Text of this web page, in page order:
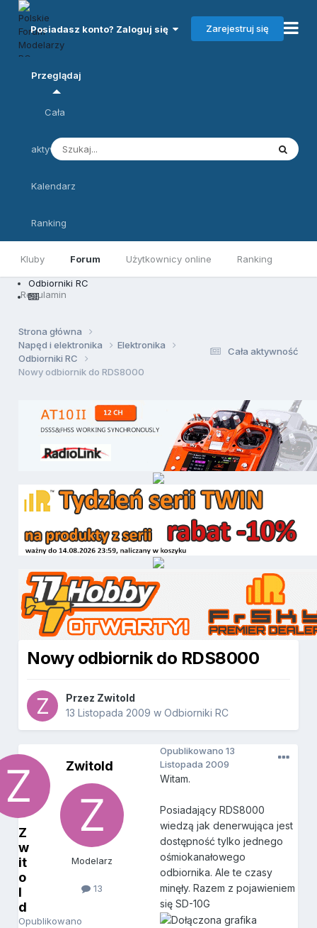
Posiadasz konto? Zaloguj się Zarejestruj się
Przeglądaj
Kluby Forum Użytkownicy online Ranking
Regulamin
Cała
aktywność
Kalendarz
Ranking
Odbiorniki RC
Cała aktywność
Strona główna
Napęd i elektronika
Elektronika
Odbiorniki RC
Nowy odbiornik do RDS8000
Nowy odbiornik do RDS8000
Przez Zwitold
13 Listopada 2009 wOdbiorniki RC
Z
w
it
o
l
d
Opublikowano
Zwitold
Modelarz
13
Opublikowano13
Listopada 2009
Witam.
Posiadający RDS8000
wiedzą jak denerwująca jest
dostępność tylko jednego
ośmiokanałowego
odbiornika. Ale te czasy
minęły. Razem z pojawieniem
się SD-10G